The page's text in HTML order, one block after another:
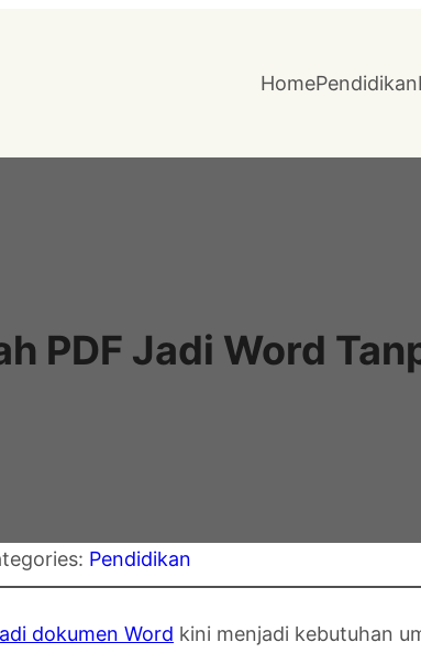
HomePendidikan
PDF Jadi Word
Pendidikan
dokumen Word kini menjadi kebutuhan